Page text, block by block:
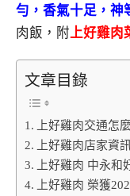
勻，香氣十足，神
肉飯，附上好雞肉
文章目錄
上好雞肉交通怎
上好雞肉店家資訊
上好雞肉 中永和
上好雞肉 榮獲